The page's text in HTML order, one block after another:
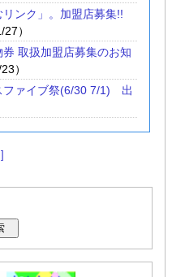
ンク」。加盟店募集!!
）
取扱加盟店募集のお知
）
ァイブ祭(6/30 7/1) 出